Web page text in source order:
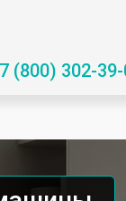
(800) 302-